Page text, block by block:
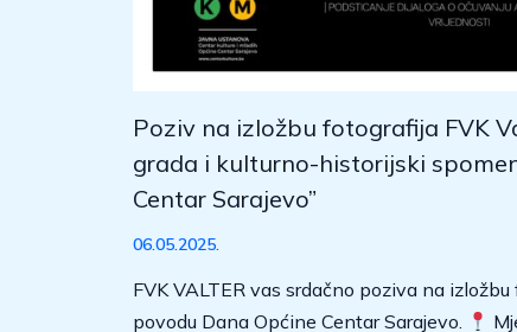
Poziv na izložbu fotografija FVK
grada i kulturno-historijski
Centar Sarajevo”
06.05.2025.
FVK VALTER vas srdačno poziva na
povodu Dana Općine Centar Sarajevo.